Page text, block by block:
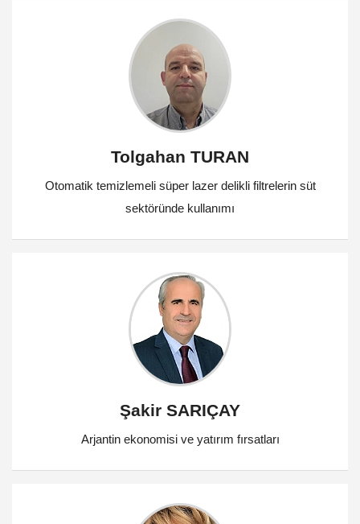
Tolgahan TURAN
Otomatik temizlemeli süper lazer delikli filtrelerin süt
sektöründe kullanımı
Şakir SARIÇAY
Arjantin ekonomisi ve yatırım fırsatları